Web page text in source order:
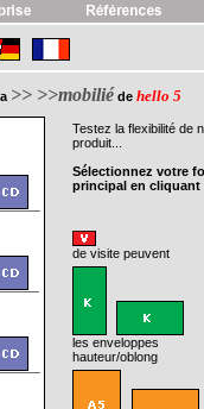
>> >>mobilié de hello 5
Testez la flexibilité de
produit...
Sélectionnez votre
principal en cliquant
de visite peuvent
les enveloppes
hauteur/oblong